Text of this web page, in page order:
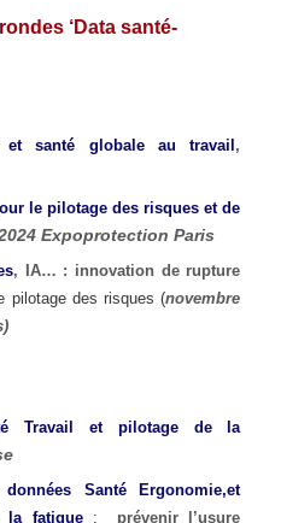
‘Data santé-
et santé globale au travail ,
le pilotage des risques et de
Expoprotection Paris
, IA… : innovation de rupture
pilotage des risques (novembre
Travail et pilotage de la
Santé Ergonomie,et
la fatigue: prévenir l’usure